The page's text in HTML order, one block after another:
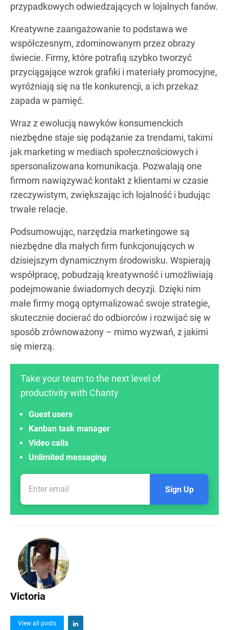
przypadkowych odwiedzających w lojalnych fanów.
Kreatywne zaangażowanie to podstawa we
współczesnym, zdominowanym przez obrazy
świecie. Firmy, które potrafią szybko tworzyć
przyciągające wzrok grafiki i materiały promocyjne,
wyróżniają się na tle konkurencji, a ich przekaz
zapada w pamięć.
Wraz z ewolucją nawyków konsumenckich
niezbędne staje się podążanie za trendami, takimi
jak marketing w mediach społecznościowych i
spersonalizowana komunikacja. Pozwalają one
firmom nawiązywać kontakt z klientami w czasie
rzeczywistym, zwiększając ich lojalność i budując
trwałe relacje.
Podsumowując, narzędzia marketingowe są
niezbędne dla małych firm funkcjonujących w
dzisiejszym dynamicznym środowisku. Wspierają
współpracę, pobudzają kreatywność i umożliwiają
podejmowanie świadomych decyzji. Dzięki nim
małe firmy mogą optymalizować swoje strategie,
skutecznie docierać do odbiorców i rozwijać się w
sposób zrównoważony – mimo wyzwań, z jakimi
się mierzą.
Take your team to the next level of
productivity with Chanty
Unlimited messaging
Video calls
Kanban task manager
Guest users
Sign Up
Victoria
View all posts